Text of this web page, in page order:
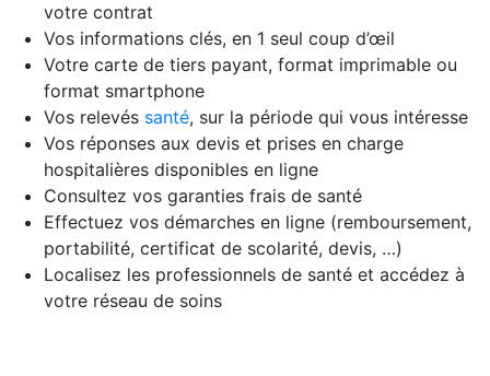
votre contrat
Vos informations clés, en 1 seul coup d’œil
Votre carte de tiers payant, format imprimable ou
format smartphone
Vos relevés santé, sur la période qui vous intéresse
Vos réponses aux devis et prises en charge
hospitalières disponibles en ligne
Consultez vos garanties frais de santé
Effectuez vos démarches en ligne (remboursement,
portabilité, certificat de scolarité, devis, …)
Localisez les professionnels de santé et accédez à
votre réseau de soins